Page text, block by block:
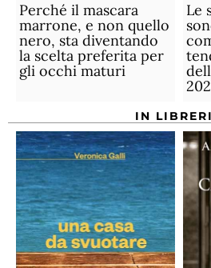
Perché il mascara
marrone, e non quello
nero, sta diventando
la scelta preferita per
gli occhi maturi
Le
IN